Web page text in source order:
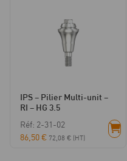
IPS – Pilier Multi-unit –
RI – HG 3.5
Réf: 2-31-02
86,50€ 72,08 € (HT)